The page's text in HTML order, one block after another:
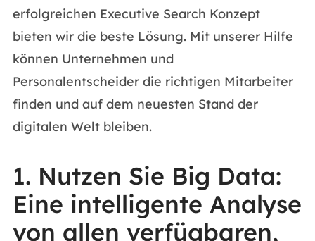
erfolgreichen Executive Search Konzept
bieten wir die beste Lösung. Mit unserer Hilfe
können Unternehmen und
Personalentscheider die richtigen Mitarbeiter
finden und auf dem neuesten Stand der
digitalen Welt bleiben.
1. Nutzen Sie Big Data:
Eine intelligente Analyse
von allen verfügbaren,